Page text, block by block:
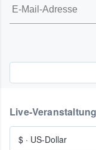
Live-
$ · US-Dollar